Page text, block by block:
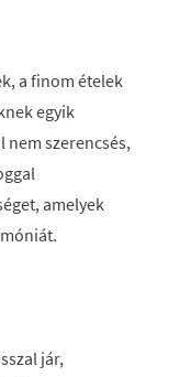
a finom ételek
egyik
nem szerencsés,
amelyek
jár,